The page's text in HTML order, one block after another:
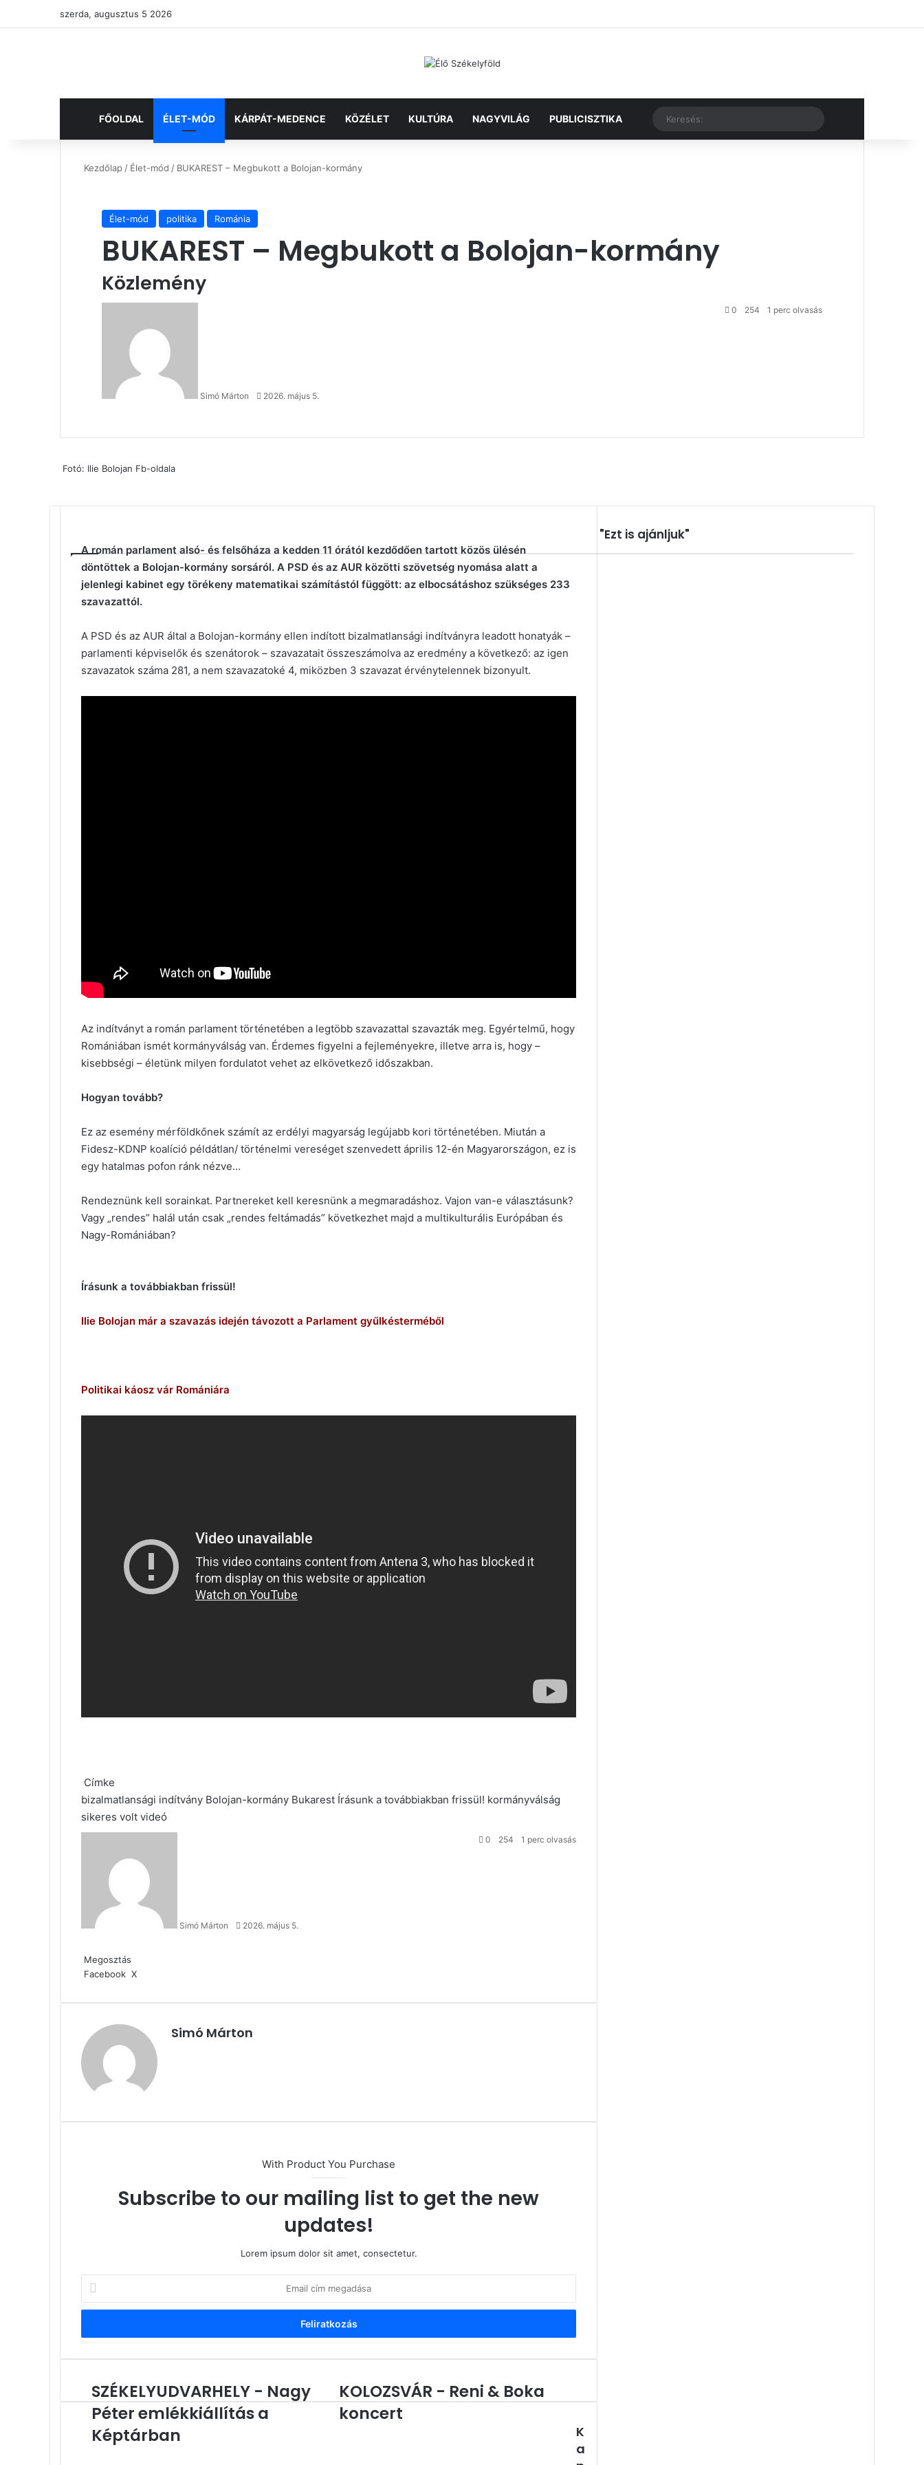
szerda, augusztus 5 2026
FŐOLDAL ÉLET-MÓD KÁRPÁT-MEDENCE KÖZÉLET KULTÚRA NAGYVILÁG PUBLICISZTIKA Véletlen cikk
Kezdőlap / Élet-mód / BUKAREST – Megbukott a Bolojan-kormány
Élet-mód politika Románia
BUKAREST – Megbukott a Bolojan-kormány
Közlemény
Simó Márton 2026. május 5.
0 254 1 perc olvasás
Fotó: Ilie Bolojan Fb-oldala
email-
ben
A román parlament alsó- és felsőháza a kedden 11 órától kezdődően tartott közös ülésén
döntöttek a Bolojan-kormány sorsáról. A PSD és az AUR közötti szövetség nyomása alatt a
jelenlegi kabinet egy törékeny matematikai számítástól függött: az elbocsátáshoz szükséges 233
szavazattól.
A PSD és az AUR által a Bolojan-kormány ellen indított bizalmatlansági indítványra leadott honatyák –
parlamenti képviselők és szenátorok – szavazatait összeszámolva az eredmény a következő: az igen
szavazatok száma 281, a nem szavazatoké 4, miközben 3 szavazat érvénytelennek bizonyult.
Az indítványt a román parlament történetében a legtöbb szavazattal szavazták meg. Egyértelmű, hogy
Romániában ismét kormányválság van. Érdemes figyelni a fejleményekre, illetve arra is, hogy –
kisebbségi – életünk milyen fordulatot vehet az elkövetkező időszakban.
Hogyan tovább?
Ez az esemény mérföldkőnek számít az erdélyi magyarság legújabb kori történetében. Miután a
Fidesz-KDNP koalíció példátlan/ történelmi vereséget szenvedett április 12-én Magyarországon, ez is
egy hatalmas pofon ránk nézve…
Rendeznünk kell sorainkat. Partnereket kell keresnünk a megmaradáshoz. Vajon van-e választásunk?
Vagy „rendes” halál után csak „rendes feltámadás” következhet majd a multikulturális Európában és
Nagy-Romániában?
Írásunk a továbbiakban frissül!
Ilie Bolojan már a szavazás idején távozott a Parlament gyűlkésterméből
Politikai káosz vár Romániára
Címke
bizalmatlansági indítvány Bolojan-kormány Bukarest Írásunk a továbbiakban frissül! kormányválság
sikeres volt videó
Simó Márton 2026. május 5.
0 254 1 perc olvasás
email-
ben
Megosztás
Facebook X
ben
Simó Márton
With Product You Purchase
Subscribe to our mailing list to get the new
updates!
Lorem ipsum dolor sit amet, consectetur.
cím
megadása
SZÉKELYUDVARHELY
-
Nagy
Péter
emlékkiállítás
SZÉKELYUDVARHELY - Nagy
Péter emlékkiállítás a
Képtárban
KOLOZSVÁR
-
Reni
KOLOZSVÁR - Reni & Boka
koncert
K
a
"Ezt is ajánljuk"